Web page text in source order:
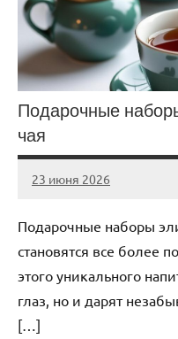
Подарочные
чая
23 июня 2026
Avtor
Нет
Подарочные наборы
становятся все более
этого уникального
глаз, но и дарят
[…]